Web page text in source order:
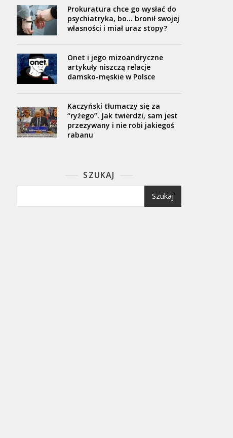
Prokuratura chce go wysłać do
psychiatryka, bo… bronił swojej
własności i miał uraz stopy?
Onet i jego mizoandryczne
artykuły niszczą relacje
damsko-męskie w Polsce
Kaczyński tłumaczy się za
“ryżego”. Jak twierdzi, sam jest
przezywany i nie robi jakiegoś
rabanu
SZUKAJ
Szukaj